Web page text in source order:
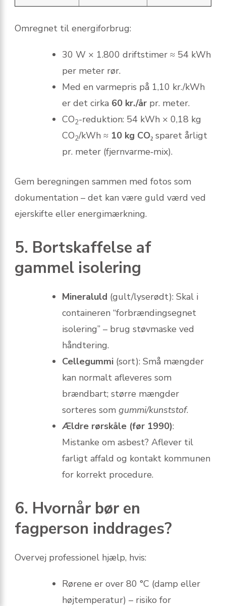
Omregnet til energiforbrug:
30 W × 1.800 driftstimer ≈ 54 kWh
per meter rør.
Med en varmepris på 1,10 kr./kWh
er det cirka 60 kr./år pr. meter.
CO2-reduktion: 54 kWh × 0,18 kg
CO2/kWh ≈ 10 kg CO₂ sparet årligt
pr. meter (fjernvarme‐mix).
Gem beregningen sammen med fotos som
dokumentation – det kan være guld værd ved
ejerskifte eller energimærkning.
5. Bortskaffelse af
gammel isolering
Mineraluld (gult/lyserødt): Skal i
containeren “forbrændingsegnet
isolering” – brug støvmaske ved
håndtering.
Cellegummi (sort): Små mængder
kan normalt afleveres som
brændbart; større mængder
sorteres som gummi/kunststof.
Ældre rørskåle (før 1990):
Mistanke om asbest? Aflever til
farligt affald og kontakt kommunen
for korrekt procedure.
6. Hvornår bør en
fagperson inddrages?
Overvej professionel hjælp, hvis:
Rørene er over 80 °C (damp eller
højtemperatur) – risiko for